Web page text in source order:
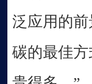
泛应用的
碳的最佳